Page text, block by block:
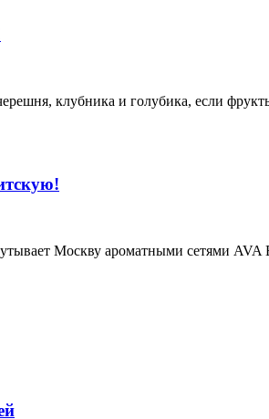
клубника и голубика, если
Москву ароматными сетями AVA